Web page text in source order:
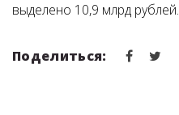
выделено 10,9 млрд рублей.
Поделиться: